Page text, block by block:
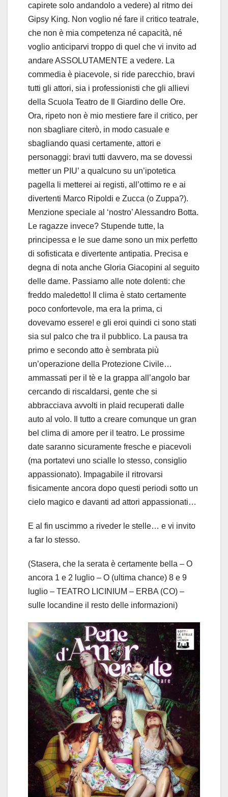
capirete solo andandolo a vedere) al ritmo dei
Gipsy King. Non voglio né fare il critico teatrale,
che non è mia competenza né capacità, né
voglio anticiparvi troppo di quel che vi invito ad
andare ASSOLUTAMENTE a vedere. La
commedia è piacevole, si ride parecchio, bravi
tutti gli attori, sia i professionisti che gli allievi
della Scuola Teatro de Il Giardino delle Ore.
Ora, ripeto non è mio mestiere fare il critico, per
non sbagliare citerò, in modo casuale e
sbagliando quasi certamente, attori e
personaggi: bravi tutti davvero, ma se dovessi
metter un PIU’ a qualcuno su un’ipotetica
pagella li metterei ai registi, all’ottimo re e ai
divertenti Marco Ripoldi e Zucca (o Zuppa?).
Menzione speciale al ‘nostro’ Alessandro Botta.
Le ragazze invece? Stupende tutte, la
principessa e le sue dame sono un mix perfetto
di sofisticata e divertente antipatia. Precisa e
degna di nota anche Gloria Giacopini al seguito
delle dame. Passiamo alle note dolenti: che
freddo maledetto! Il clima è stato certamente
poco confortevole, ma era la prima, ci
dovevamo essere! e gli eroi quindi ci sono stati
sia sul palco che tra il pubblico. La pausa tra
primo e secondo atto è sembrata più
un’operazione della Protezione Civile…
ammassati per il tè e la grappa all’angolo bar
cercando di riscaldarsi, gente che si
abbracciava avvolti in plaid recuperati dalle
auto al volo. Il tutto a creare comunque un gran
bel clima di amore per il teatro. Le prossime
date saranno sicuramente fresche e piacevoli
(ma portatevi uno scialle lo stesso, consiglio
appassionato). Impagabile il ritrovarsi
fisicamente ancora dopo questi periodi sotto un
cielo magico e davanti ad attori appassionati…
E al fin uscimmo a riveder le stelle… e vi invito
a far lo stesso.
(Stasera, che la serata è certamente bella – O
ancora 1 e 2 luglio – O (ultima chance) 8 e 9
luglio – TEATRO LICINIUM – ERBA (CO) –
sulle locandine il resto delle informazioni)